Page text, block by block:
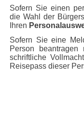
Sofern Sie einen
die Wahl der
Ihren
Sofern Sie eine
Person
schriftliche
Reisepass dieser